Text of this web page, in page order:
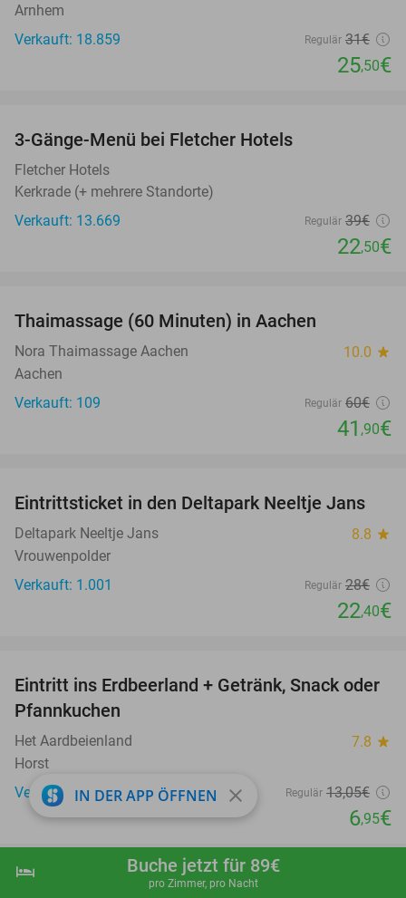
shopping_cart Jetzt buchen
hotel Buche jetzt für 89€
pro Zimmer, pro Nacht
Arnhem
Verkauft: 18.859
Regulär 31€
25,50€
3-Gänge-Menü bei Fletcher Hotels
Fletcher Hotels
Kerkrade (+ mehrere Standorte)
Verkauft: 13.669
Regulär 39€
22,50€
Thaimassage (60 Minuten) in Aachen
Nora Thaimassage Aachen 10.0 star
Aachen
Verkauft: 109
Regulär 60€
41 ,90€
20%
Eintrittsticket in den Deltapark Neeltje Jans
Deltapark Neeltje Jans 8.8 star
Vrouwenpolder
Verkauft: 1.001
Regulär 28€
22,40€
47%
Eintritt ins Erdbeerland + Getränk, Snack oder
Pfannkuchen
Het Aardbeienland 7.8 star
Horst
Verkauft: 15.945
Regulär 13,05€
6,95€
favorite_border
Eintritt zum Amusementspark Tivoli
IN DER APP ÖFFNEN close